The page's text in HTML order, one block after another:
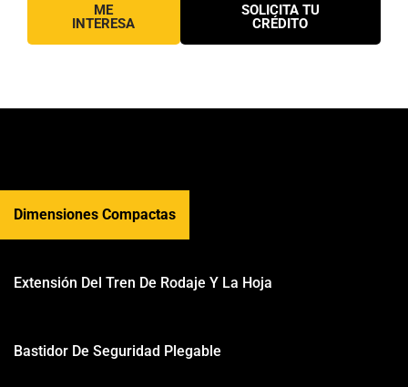
ME
INTERESA
SOLICITA TU
CRÉDITO
Dimensiones Compactas
Extensión Del Tren De Rodaje Y La Hoja
Bastidor De Seguridad Plegable